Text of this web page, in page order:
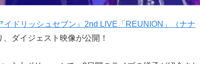
イドリッシュセブン』2nd LIVE「REUNION」（ナナ
、ダイジェスト映像が公開！